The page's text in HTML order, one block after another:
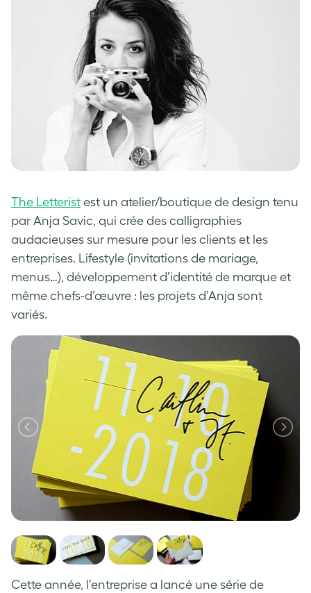
The Letterist est un atelier/boutique de design tenu
par Anja Savic, qui crée des calligraphies
audacieuses sur mesure pour les clients et les
entreprises. Lifestyle (invitations de mariage,
menus…), développement d’identité de marque et
même chefs-d’œuvre : les projets d’Anja sont
variés.
Cette année, l’entreprise a lancé une série de